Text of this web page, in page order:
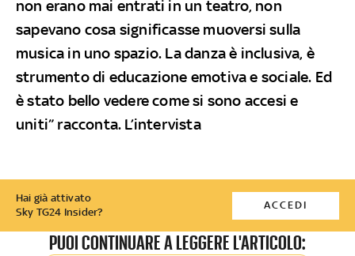
non erano mai entrati in un teatro, non
sapevano cosa significasse muoversi sulla
musica in uno spazio. La danza è inclusiva, è
strumento di educazione emotiva e sociale. Ed
è stato bello vedere come si sono accesi e
uniti” racconta. L’intervista
Hai già attivato
Sky TG24 Insider?
ACCEDI
PUOI CONTINUARE A LEGGERE L'ARTICOLO: